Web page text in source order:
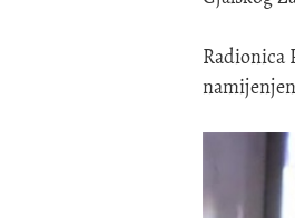
Radionica